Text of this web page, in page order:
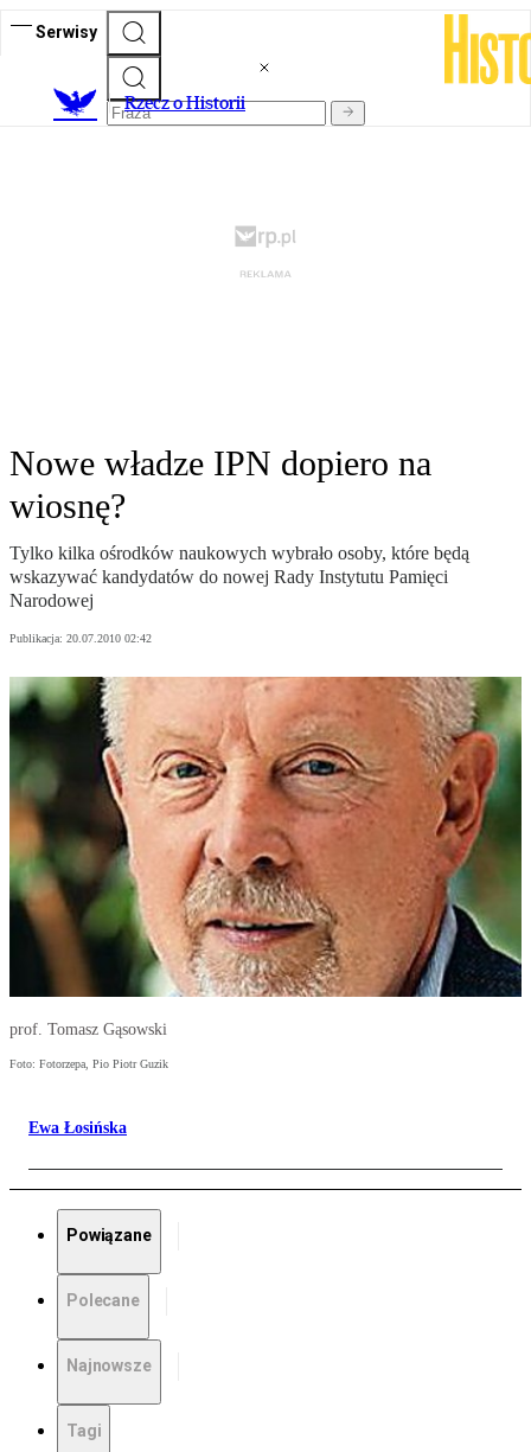
Serwisy
Rzecz o Historii
Nowe władze IPN dopiero na
wiosnę?
Tylko kilka ośrodków naukowych wybrało osoby, które będą
wskazywać kandydatów do nowej Rady Instytutu Pamięci
Narodowej
Publikacja: 20.07.2010 02:42
prof. Tomasz Gąsowski
Foto: Fotorzepa, Pio Piotr Guzik
Ewa Łosińska
Powiązane
Polecane
Najnowsze
Tagi